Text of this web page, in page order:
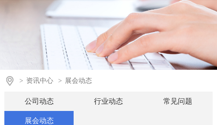
> 资讯中心 > 展会动态
公司动态 行业动态 常见问题
展会动态